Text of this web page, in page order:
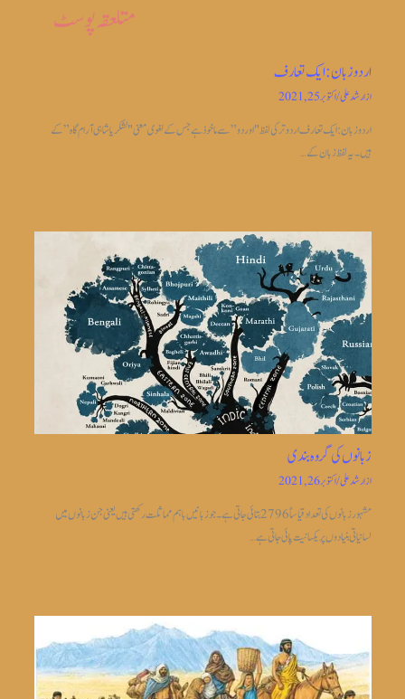
متلعقہ پوسٹ
اردو زبان: ایک تعارف
ازارشد علی/اکتوبر 25, 2021
اردو زبان: ایک تعارف اردو ترکی لفظ "اوردو” سے ماخوذ ہے جس کے لغوی معنی "لشکریا شاہی آرام گاہ” کے
ہیں۔ یہ لفظ زبان کے…
زبانوں کی گروہ بندی
ازارشد علی/اکتوبر 26, 2021
مشہور زبانوں کی تعداد قیاساً2796 بتائی جاتی ہے ۔جو زبانیں باہم مماثلت رکھتی ہیں یعنی جن زبانوں میں
لسانیاتی بنیادوں پر یکسانیت پائی جاتی ہے…